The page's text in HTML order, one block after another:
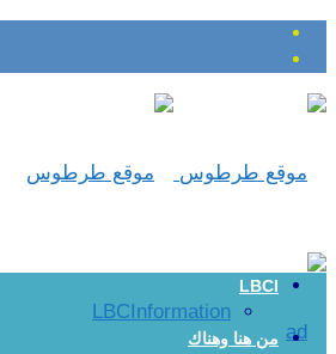
LBCI
LBCInformation
من هنا وهناك